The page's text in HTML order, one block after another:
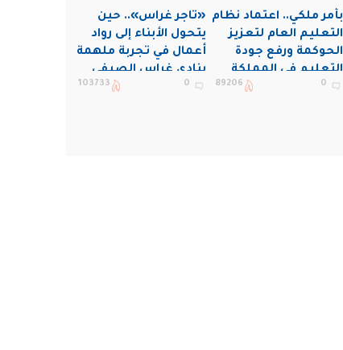
بأمر ملكي.. اعتماد نظام
التعليم العام لتعزيز
الحوكمة ورفع جودة
التعليم في المملكة
0
89206
«تاجر غراس».. حين
يتحول الأبناء إلى رواد
أعمال في تجربة ملهمة
بنادي غراس الصيفي
بالجبيل
0
103733